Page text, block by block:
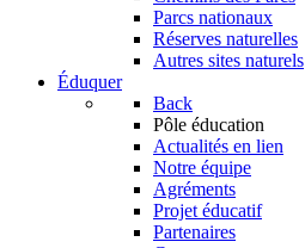
Parcs nationaux
Réserves naturelles
Autres sites naturels
Éduquer
Back
Pôle éducation
Actualités en lien
Notre équipe
Agréments
Projet éducatif
Partenaires